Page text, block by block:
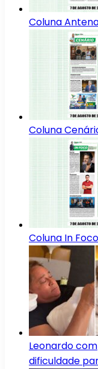
Coluna
Coluna
Coluna In
Leonardo
dificuldade